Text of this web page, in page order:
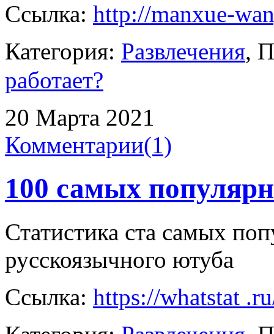
Ссылка: http://manxue-
Категория: Развлечения,
работает?
20 Марта 2021
Комментарии(1)
100 самых
Статистика ста самых
русскоязычного ютуба
Ссылка: https://whatstat